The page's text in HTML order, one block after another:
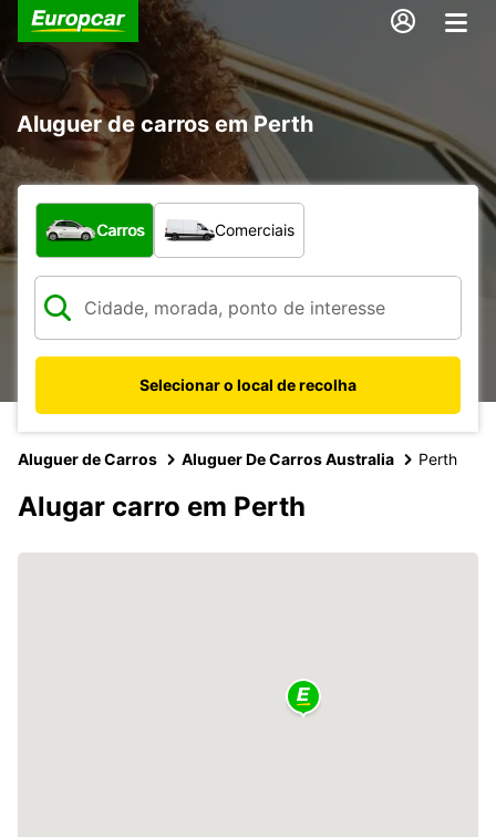
Aluguer de carros em Perth
Que tipo de veículo pretende?
Carros Comerciais
Selecionar o local de recolha
Aluguer de Carros Aluguer De Carros Australia Perth
Alugar carro em Perth